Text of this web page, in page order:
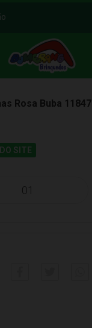
Rosa Buba 11847
SITE